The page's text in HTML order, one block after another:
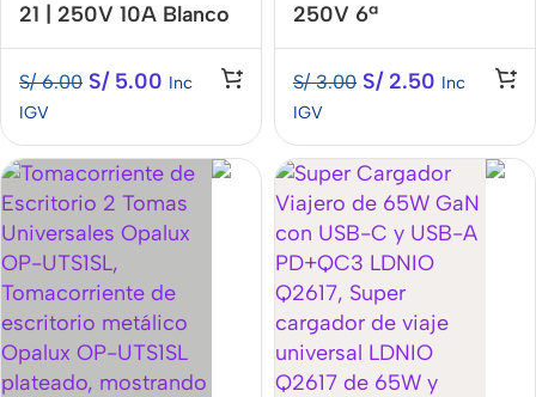
21 | 250V 10A Blanco
S/6.00 S/5.00 Inc
IGV
250V 6ª
S/3.00 S/2.50 Inc
IGV